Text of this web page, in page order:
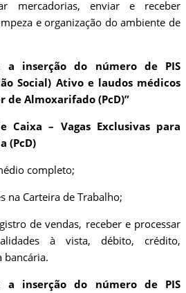
mercadorias, enviar e receber
e organização do ambiente de
a inserção do número de PIS
Social) Ativo e laudos médicos
de Almoxarifado (PcD)”
Caixa – Vagas Exclusivas para
(PcD)
completo;
na Carteira de Trabalho;
de vendas, receber e processar
à vista, débito, crédito,
bancária.
a inserção do número de PIS